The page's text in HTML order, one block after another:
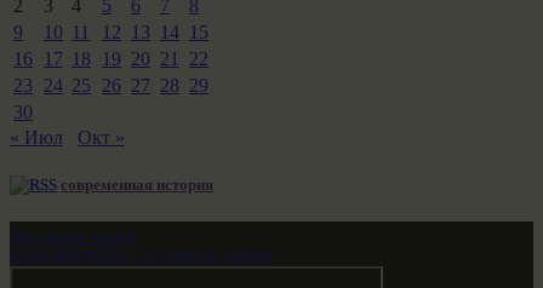
2
3 4 5 6 7
8
9
10 11 12 13 14 15
16
17 18 19 20 21
22
23
24 25 26 27 28 29
30
« Июл
Окт »
современная история
Звездные врата
НАШ МИР ВЧЕРА СЕГОДНЯ И ЗАВТРА